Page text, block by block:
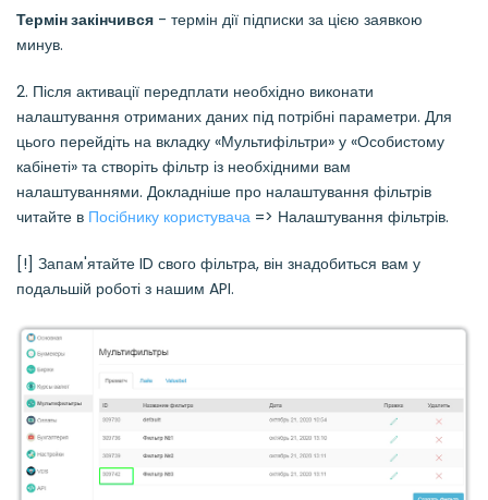
Термін закінчився - термін дії підписки за цією заявкою
минув.
2. Після активації передплати необхідно виконати
налаштування отриманих даних під потрібні параметри. Для
цього перейдіть на вкладку «Мультифільтри» у «Особистому
кабінеті» та створіть фільтр із необхідними вам
налаштуваннями. Докладніше про налаштування фільтрів
читайте в Посібнику користувача => Налаштування фільтрів.
[!] Запам'ятайте ID свого фільтра, він знадобиться вам у
подальшій роботі з нашим API.